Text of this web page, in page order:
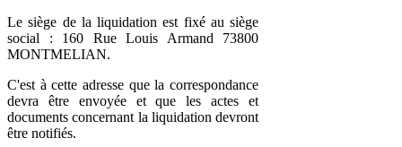
Le siège de la liquidation est fixé au siège
social : 160 Rue Louis Armand 73800
MONTMELIAN.
C'est à cette adresse que la correspondance
devra être envoyée et que les actes et
documents concernant la liquidation devront
être notifiés.